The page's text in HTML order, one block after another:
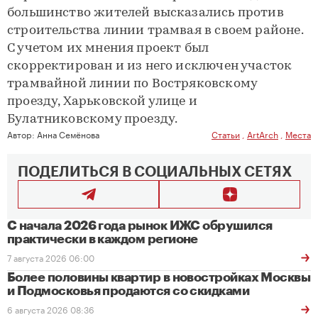
большинство жителей высказались против
строительства линии трамвая в своем районе.
С учетом их мнения проект был
скорректирован и из него исключен участок
трамвайной линии по Востряковскому
проезду, Харьковской улице и
Булатниковскому проезду.
Автор: Анна Семёнова Статьи ArtArch Места
ПОДЕЛИТЬСЯ В СОЦИАЛЬНЫХ СЕТЯХ
С начала 2026 года рынок ИЖС обрушился
практически в каждом регионе
7 августа 2026 06:00
Более половины квартир в новостройках Москвы
и Подмосковья продаются со скидками
6 августа 2026 08:36